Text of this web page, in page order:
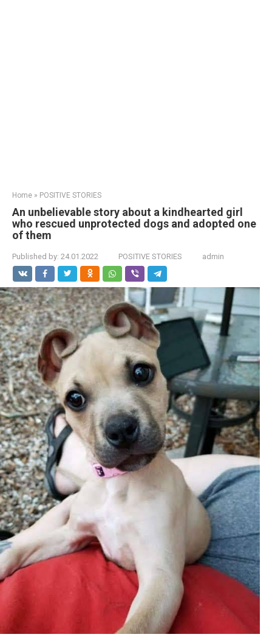
Home » POSITIVE STORIES
An unbelievable story about a kindhearted girl
who rescued unprotected dogs and adopted one
of them
Published by: 24.01.2022 POSITIVE STORIES admin